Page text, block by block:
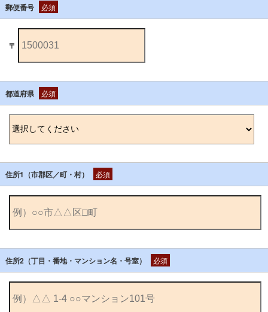
郵便番号 必須
〒
都道府県 必須
住所1（市郡区／町・村） 必須
住所2（丁目・番地・マンション名・号室） 必須